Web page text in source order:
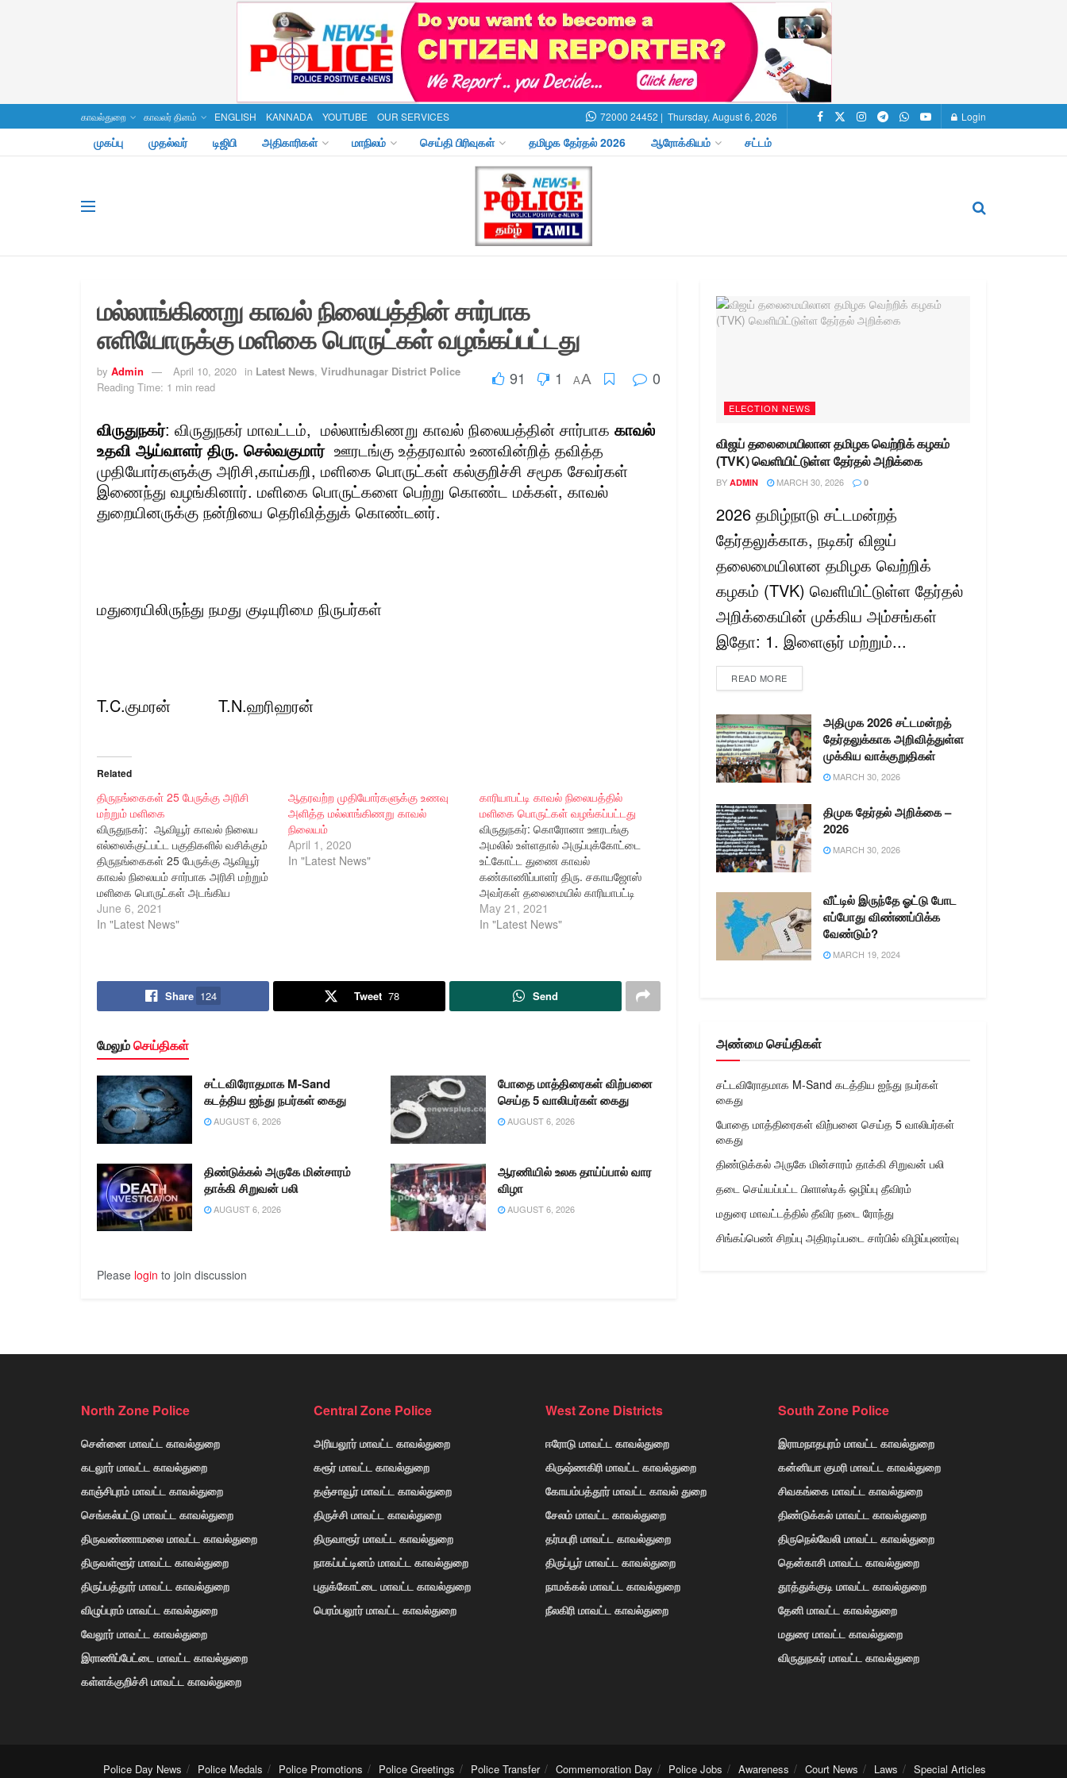
காவல்துறை காவலர் தினம் ENGLISH KANNADA YOUTUBE OUR SERVICES 72000 24452 | Thursday, August 6, 2026 Login
முகப்பு முதல்வர் டிஜிபி அதிகாரிகள் மாநிலம் செய்தி பிரிவுகள் தமிழக தேர்தல் 2026 ஆரோக்கியம் சட்டம்
மல்லாங்கிணறு காவல் நிலையத்தின் சார்பாக
எளியோருக்கு மளிகை பொருட்கள் வழங்கப்பட்டது
by Admin April 10, 2020 in Latest News, Virudhunagar District Police
Reading Time: 1 min read
91 1 AA 0
விருதுநகர்: விருதுநகர் மாவட்டம், மல்லாங்கிணறு காவல் நிலையத்தின் சார்பாக காவல்
உதவி ஆய்வாளர் திரு. செல்வகுமார் ஊரடங்கு உத்தரவால் உணவின்றித் தவித்த
முதியோர்களுக்கு அரிசி,காய்கறி, மளிகை பொருட்கள் கல்குறிச்சி சமூக சேவர்கள்
இணைந்து வழங்கினார். மளிகை பொருட்களை பெற்று கொண்ட மக்கள், காவல்
துறையினருக்கு நன்றியை தெரிவித்துக் கொண்டனர்.
மதுரையிலிருந்து நமது குடியுரிமை நிருபர்கள்
T.C.குமரன் T.N.ஹரிஹரன்
Related
திருநங்கைகள் 25 பேருக்கு அரிசி
மற்றும் மளிகை
விருதுநகர்: ஆவியூர் காவல் நிலைய
எல்லைக்குட்பட்ட பகுதிகளில் வசிக்கும்
திருநங்கைகள் 25 பேருக்கு ஆவியூர்
காவல் நிலையம் சார்பாக அரிசி மற்றும்
மளிகை பொருட்கள் அடங்கிய
நிவாரண பொருட்கள் தொகுப்பினை
மாவட்ட காவல் கண்காணிப்பாளர்
கண்காணிப்பாளர் திரு.சகாய ஜோஸ்,
காவல் ஆய்வாளர் திருமதி.காஞ்சனா
திரு.பால்பாண்டியன் மற்றும் காவலர்கள்
June 6, 2021
In "Latest News"
ஆதரவற்ற முதியோர்களுக்கு உணவு
அளித்த மல்லாங்கிணறு காவல்
நிலையம்
April 1, 2020
In "Latest News"
காரியாபட்டி காவல் நிலையத்தில்
மளிகை பொருட்கள் வழங்கப்பட்டது
விருதுநகர்: கொரோனா ஊரடங்கு
அமலில் உள்ளதால் அருப்புக்கோட்டை
உட்கோட்ட துணை காவல்
கண்காணிப்பாளர் திரு. சகாயஜோஸ்
அவர்கள் தலைமையில் காரியாபட்டி
காவல் நிலைய போலீசார்
முன்னிலையில் திருநங்கைகளுக்கு 10
May 21, 2021
In "Latest News"
Share 124 Tweet 78 Send
மேலும்செய்திகள்
சட்டவிரோதமாக M-Sand
கடத்திய ஐந்து நபர்கள் கைது
AUGUST 6, 2026
போதை மாத்திரைகள் விற்பனை
செய்த 5 வாலிபர்கள் கைது
AUGUST 6, 2026
திண்டுக்கல் அருகே மின்சாரம்
தாக்கி சிறுவன் பலி
AUGUST 6, 2026
ஆரணியில் உலக தாய்ப்பால் வார
விழா
AUGUST 6, 2026
Please login to join discussion
ELECTION NEWS
விஜய் தலைமையிலான தமிழக வெற்றிக் கழகம்
(TVK) வெளியிட்டுள்ள தேர்தல் அறிக்கை
BY ADMIN MARCH 30, 2026 0
2026 தமிழ்நாடு சட்டமன்றத்
தேர்தலுக்காக, நடிகர் விஜய்
தலைமையிலான தமிழக வெற்றிக்
கழகம் (TVK) வெளியிட்டுள்ள தேர்தல்
அறிக்கையின் முக்கிய அம்சங்கள்
இதோ: 1. இளைஞர் மற்றும்...
READ MORE
அதிமுக 2026 சட்டமன்றத்
தேர்தலுக்காக அறிவித்துள்ள
முக்கிய வாக்குறுதிகள்
MARCH 30, 2026
திமுக தேர்தல் அறிக்கை –
2026
MARCH 30, 2026
வீட்டில் இருந்தே ஓட்டு போட
எப்போது விண்ணப்பிக்க
வேண்டும்?
MARCH 19, 2024
அண்மை செய்திகள்
சட்டவிரோதமாக M-Sand கடத்திய ஐந்து நபர்கள்
கைது
போதை மாத்திரைகள் விற்பனை செய்த 5 வாலிபர்கள்
கைது
திண்டுக்கல் அருகே மின்சாரம் தாக்கி சிறுவன் பலி
தடை செய்யப்பட்ட பிளாஸ்டிக் ஒழிப்பு தீவிரம்
மதுரை மாவட்டத்தில் தீவிர நடை ரோந்து
சிங்கப்பெண் சிறப்பு அதிரடிப்படை சார்பில் விழிப்புணர்வு
North Zone Police
சென்னை மாவட்ட காவல்துறை
கடலூர் மாவட்ட காவல்துறை
காஞ்சிபுரம் மாவட்ட காவல்துறை
செங்கல்பட்டு மாவட்ட காவல்துறை
திருவண்ணாமலை மாவட்ட காவல்துறை
திருவள்ளூர் மாவட்ட காவல்துறை
திருப்பத்தூர் மாவட்ட காவல்துறை
விழுப்புரம் மாவட்ட காவல்துறை
வேலூர் மாவட்ட காவல்துறை
இராணிப்பேட்டை மாவட்ட காவல்துறை
கள்ளக்குறிச்சி மாவட்ட காவல்துறை
Central Zone Police
அரியலூர் மாவட்ட காவல்துறை
கரூர் மாவட்ட காவல்துறை
தஞ்சாவூர் மாவட்ட காவல்துறை
திருச்சி மாவட்ட காவல்துறை
திருவாரூர் மாவட்ட காவல்துறை
நாகப்பட்டினம் மாவட்ட காவல்துறை
புதுக்கோட்டை மாவட்ட காவல்துறை
பெரம்பலூர் மாவட்ட காவல்துறை
West Zone Districts
ஈரோடு மாவட்ட காவல்துறை
கிருஷ்ணகிரி மாவட்ட காவல்துறை
கோயம்பத்தூர் மாவட்ட காவல் துறை
சேலம் மாவட்ட காவல்துறை
தர்மபுரி மாவட்ட காவல்துறை
திருப்பூர் மாவட்ட காவல்துறை
நாமக்கல் மாவட்ட காவல்துறை
நீலகிரி மாவட்ட காவல்துறை
South Zone Police
இராமநாதபுரம் மாவட்ட காவல்துறை
கன்னியா குமரி மாவட்ட காவல்துறை
சிவகங்கை மாவட்ட காவல்துறை
திண்டுக்கல் மாவட்ட காவல்துறை
திருநெல்வேலி மாவட்ட காவல்துறை
தென்காசி மாவட்ட காவல்துறை
தூத்துக்குடி மாவட்ட காவல்துறை
தேனி மாவட்ட காவல்துறை
மதுரை மாவட்ட காவல்துறை
விருதுநகர் மாவட்ட காவல்துறை
Police Day News Police Medals Police Promotions Police Greetings Police Transfer Commemoration Day Police Jobs Awareness Court News Laws Special Articles